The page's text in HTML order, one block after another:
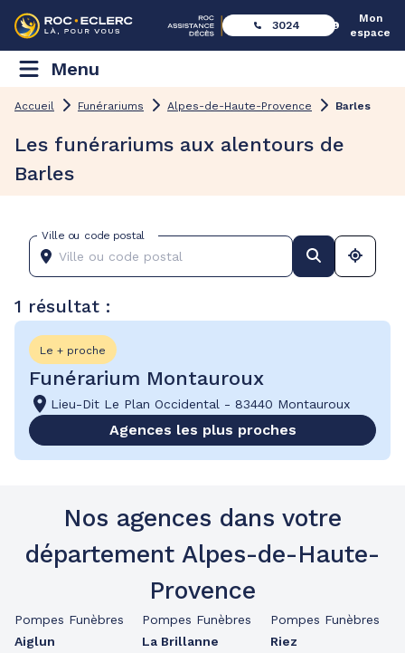
3024
Mon
espace
Menu
Accueil Funérariums Alpes-de-Haute-Provence Barles
Les funérariums aux alentours de
Barles
Ville ou code postal
1 résultat :
Le + proche
Funérarium Montauroux
Lieu-Dit Le Plan Occidental - 83440 Montauroux
Agences les plus proches
Nos agences dans votre
département Alpes-de-Haute-
Provence
Pompes Funèbres
Aiglun
Pompes Funèbres
La Brillanne
Pompes Funèbres
Riez